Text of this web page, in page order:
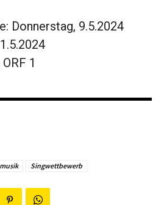
Donnerstag, 9.5.2024
1
musik Singwettbewerb